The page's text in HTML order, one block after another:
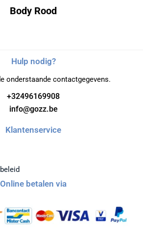
Body Rood
Hulp nodig?
onderstaande contactgegevens.
+32496169908
info@gozz.be
Klantenservice
Online betalen via